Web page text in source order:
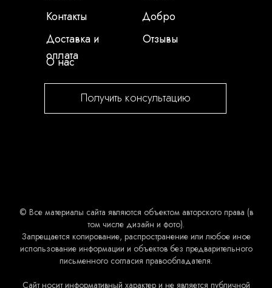
Контакты
Доставка и
оплата
О нас
Добро
Отзывы
Получить консультацию
© Все материалы сайта являются объектом авторского права (в
том числе дизайн и фото).
Запрещается копирование, распространение или любое иное
использование информации и объектов без предварительного
письменного согласия правообладателя.
Сайт носит информативный характер и не является публичной